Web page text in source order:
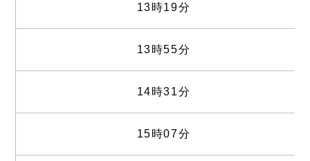
13時19分
13時55分
14時31分
15時07分